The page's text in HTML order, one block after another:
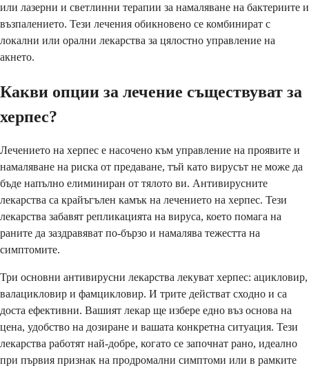
или лазерни и светлинни терапии за намаляване на бактериите и
възпалението. Тези лечения обикновено се комбинират с
локални или орални лекарства за цялостно управление на
акнето.
Какви опции за лечение съществуват за
херпес?
Лечението на херпес е насочено към управление на проявите и
намаляване на риска от предаване, тъй като вирусът не може да
бъде напълно елиминиран от тялото ви. Антивирусните
лекарства са крайъгълен камък на лечението на херпес. Тези
лекарства забавят репликацията на вируса, което помага на
раните да заздравяват по-бързо и намалява тежестта на
симптомите.
Три основни антивирусни лекарства лекуват херпес: ацикловир,
валацикловир и фамцикловир. И трите действат сходно и са
доста ефективни. Вашият лекар ще избере едно въз основа на
цена, удобство на дозиране и вашата конкретна ситуация. Тези
лекарства работят най-добре, когато се започнат рано, идеално
при първия признак на продромални симптоми или в рамките